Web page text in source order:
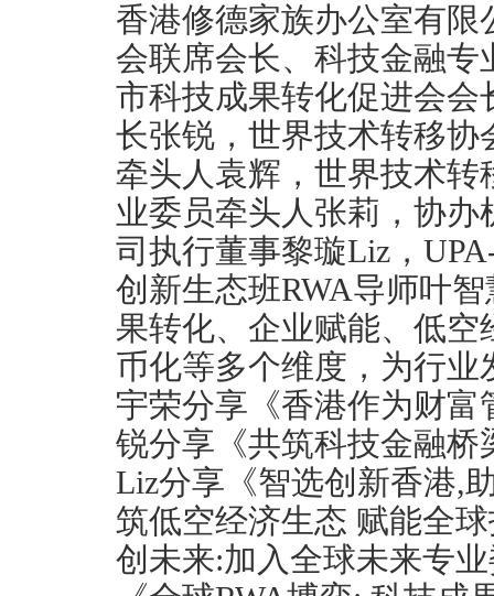
香港修德家族办公室有
会联席会长、科技金融
市科技成果转化促进会
长张锐，世界技术转移
牵头人袁辉，世界技术
业委员牵头人张莉，协
司执行董事黎璇Liz，
创新生态班RWA导师叶
果转化、企业赋能、低
币化等多个维度，为行
宇荣分享《香港作为财
锐分享《共筑科技金融
Liz分享《智选创新香港,
筑低空经济生态 赋能全
创未来:加入全球未来专